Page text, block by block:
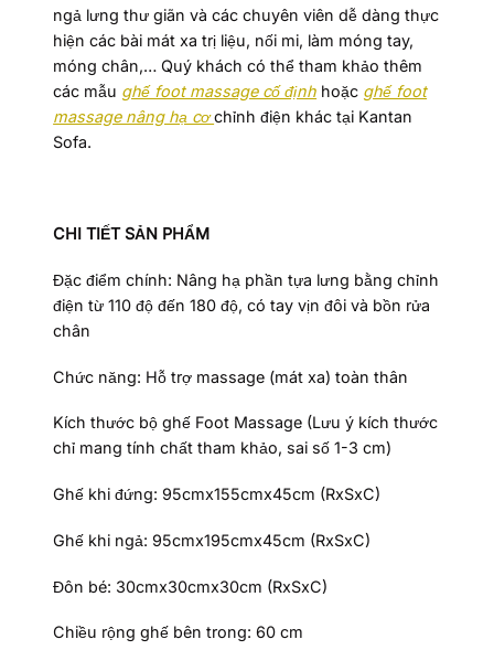
ngả lưng thư giãn và các chuyên viên dễ dàng thực
hiện các bài mát xa trị liệu, nối mi, làm móng tay,
móng chân,… Quý khách có thể tham khảo thêm
các mẫu ghế foot massage cố định hoặc ghế foot
massage nâng hạ cơchỉnh điện khác tại Kantan
Sofa.
CHI TIẾT SẢN PHẨM
Đặc điểm chính: Nâng hạ phần tựa lưng bằng chỉnh
điện từ 110 độ đến 180 độ, có tay vịn đôi và bồn rửa
chân
Chức năng: Hỗ trợ massage (mát xa) toàn thân
Kích thước bộ ghế Foot Massage (Lưu ý kích thước
chỉ mang tính chất tham khảo, sai số 1-3 cm)
Ghế khi đứng: 95cmx155cmx45cm (RxSxC)
Ghế khi ngả: 95cmx195cmx45cm (RxSxC)
Đôn bé: 30cmx30cmx30cm (RxSxC)
Chiều rộng ghế bên trong: 60 cm